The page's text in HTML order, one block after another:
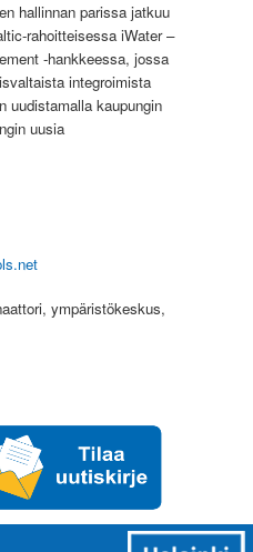
hallinnan parissa jatkuu
rahoitteisessa iWater –
-hankkeessa, jossa
integroimista
uudistamalla kaupungin
uusia
ympäristökeskus,